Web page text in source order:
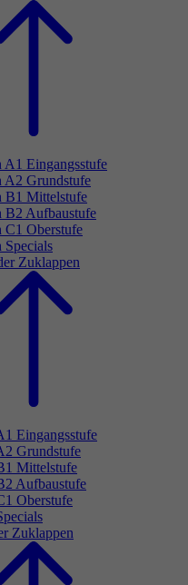
A1 Eingangsstufe
A2 Grundstufe
B1 Mittelstufe
B2 Aufbaustufe
C1 Oberstufe
Specials
Zuklappen
Eingangsstufe
Grundstufe
Mittelstufe
Aufbaustufe
Oberstufe
Zuklappen